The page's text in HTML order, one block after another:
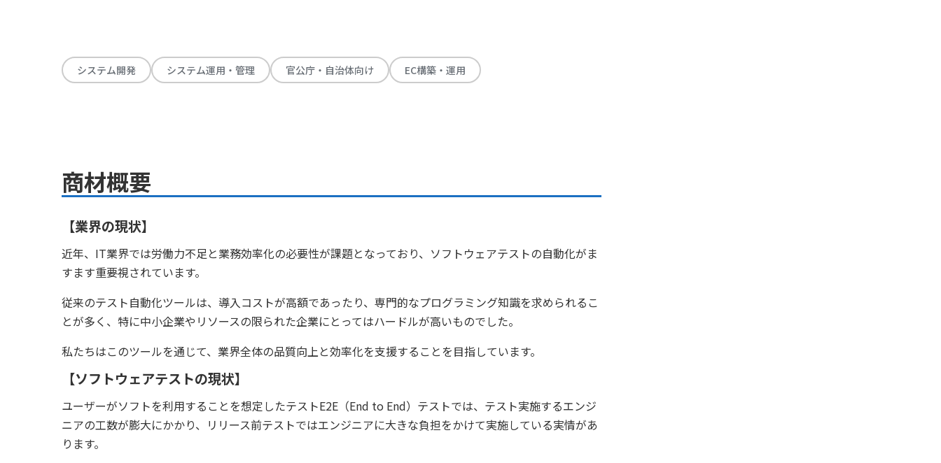
システム開発 システム運用・管理 官公庁・自治体向け EC構築・運用
商材概要
【業界の現状】
近年、IT業界では労働力不足と業務効率化の必要性が課題となっており、ソフトウェアテストの自動化がま
すます重要視されています。
従来のテスト自動化ツールは、導入コストが高額であったり、専門的なプログラミング知識を求められるこ
とが多く、特に中小企業やリソースの限られた企業にとってはハードルが高いものでした。
私たちはこのツールを通じて、業界全体の品質向上と効率化を支援することを目指しています。
【ソフトウェアテストの現状】
ユーザーがソフトを利用することを想定したテストE2E（End to End）テストでは、テスト実施するエンジ
ニアの工数が膨大にかかり、リリース前テストではエンジニアに大きな負担をかけて実施している実情があ
ります。